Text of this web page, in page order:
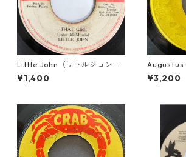
Little John（リトルジョン）
- That Girl 【7-20045】
¥1,400
Augustus
r【7-21945
¥3,200